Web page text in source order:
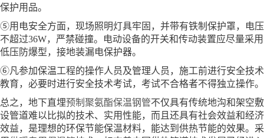
保护用品。
⑤用电安全方面，现场照明灯具牢固，并带有铁制保护罩，电压
不超过36W，严禁碰撞。电动设备的开关和传动装置应尽量采用
低压防爆型，接地装漏电保护器。
⑥凡参加保温工程的操作人员及管理人员，施工前进行安全技术
教育，必要时进行安全技术考试，考试不合格者不得独立操作。
总之，地下直埋预制聚氨酯保温钢管不仅具有传统地沟和架空敷
设管道难以比拟的技术、实用性能，而且还具有社会效益和经济
效益，是理想的环保节能保温材料，能达到供热节能的效果。采